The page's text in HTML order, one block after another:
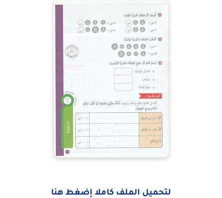
لتحميل الملف كاملا إضغط هنا